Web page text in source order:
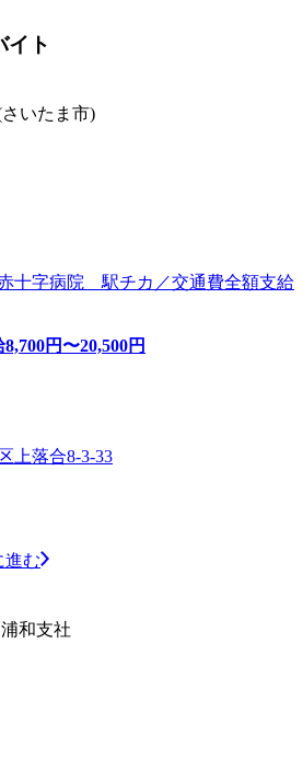
イト
いたま市)
赤十字病院 駅チカ／交通費全額支給
8,700円〜20,500円
上落合8-3-33
進む
和支社